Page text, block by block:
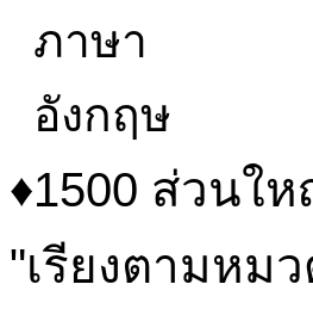
♦1500 ส่วนใ
"เรียงตามหม